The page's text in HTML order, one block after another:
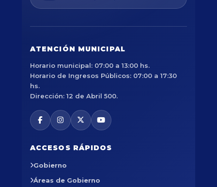
ATENCIÓN MUNICIPAL
Horario municipal: 07:00 a 13:00 hs.
Horario de Ingresos Públicos: 07:00 a 17:30
hs.
Dirección: 12 de Abril 500.
ACCESOS RÁPIDOS
Gobierno
Áreas de Gobierno